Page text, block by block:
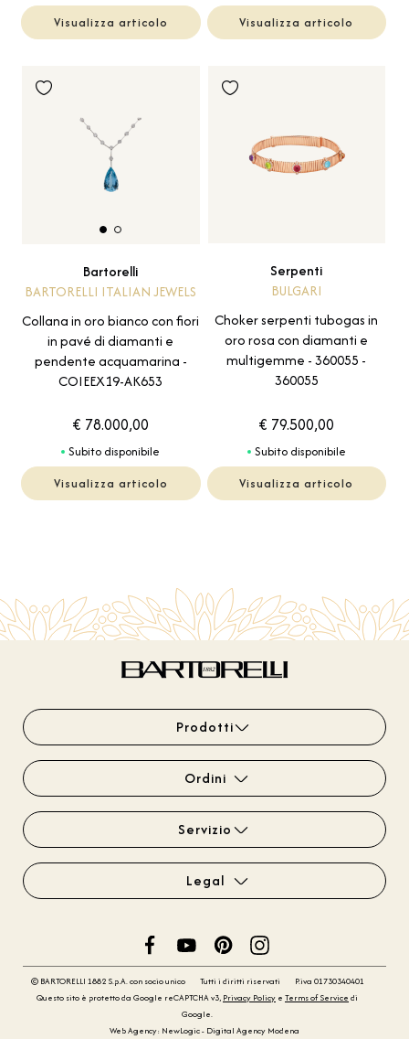
Visualizza articolo
Visualizza articolo
Bartorelli
BARTORELLI ITALIAN JEWELS
Collana in oro bianco con fiori
in pavé di diamanti e
pendente acquamarina -
COIEEX19-AK653
€ 78.000,00
Subito disponibile
Visualizza articolo
Serpenti
BULGARI
Choker serpenti tubogas in
oro rosa con diamanti e
multigemme - 360055 -
360055
€ 79.500,00
Subito disponibile
Visualizza articolo
Prodotti
Ordini
Servizio
Legal
© BARTORELLI 1882 S.p.A. con socio unico Tutti i diritti riservati
P.iva 01730340401
Questo sito è protetto da Google reCAPTCHA v3, Privacy Policy e Terms of Service di
Google.
Web Agency: NewLogic - Digital Agency Modena